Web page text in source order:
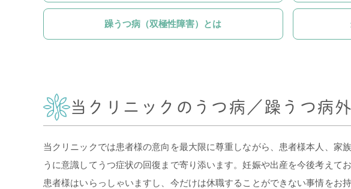
躁うつ病（双極性障害）とは
当クリニックのうつ病／躁うつ病
当クリニックでは患者様の意向を最大限に尊重しながら、患者様本人、家
うに意識してうつ症状の回復まで寄り添います。妊娠や出産を今後考えて
患者様はいらっしゃいますし、今だけは休職することができない事情をお